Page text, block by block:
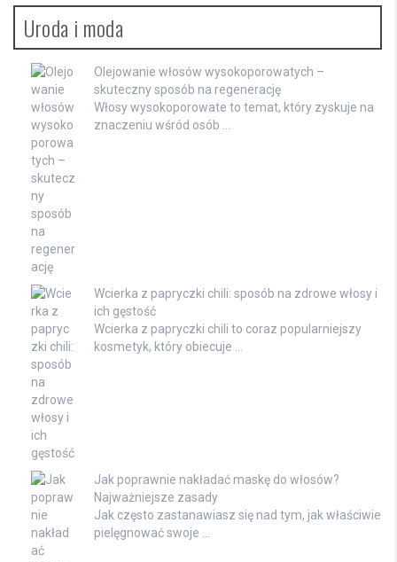
Uroda i moda
Olejowanie włosów wysokoporowatych –
skuteczny sposób na regenerację
Włosy wysokoporowate to temat, który zyskuje na
znaczeniu wśród osób …
Wcierka z papryczki chili: sposób na zdrowe włosy i
ich gęstość
Wcierka z papryczki chili to coraz popularniejszy
kosmetyk, który obiecuje …
Jak poprawnie nakładać maskę do włosów?
Najważniejsze zasady
Jak często zastanawiasz się nad tym, jak właściwie
pielęgnować swoje …